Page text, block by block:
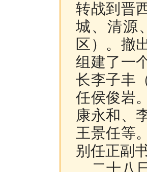
转战到晋
城、清源
区）。撤
组建了一
长李子丰
任侯俊岩
康永和、
王景任等
别任正副
二十八